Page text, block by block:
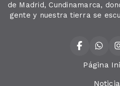
de Madrid, Cundinamarca,
gente y nuestra tierra se
Página